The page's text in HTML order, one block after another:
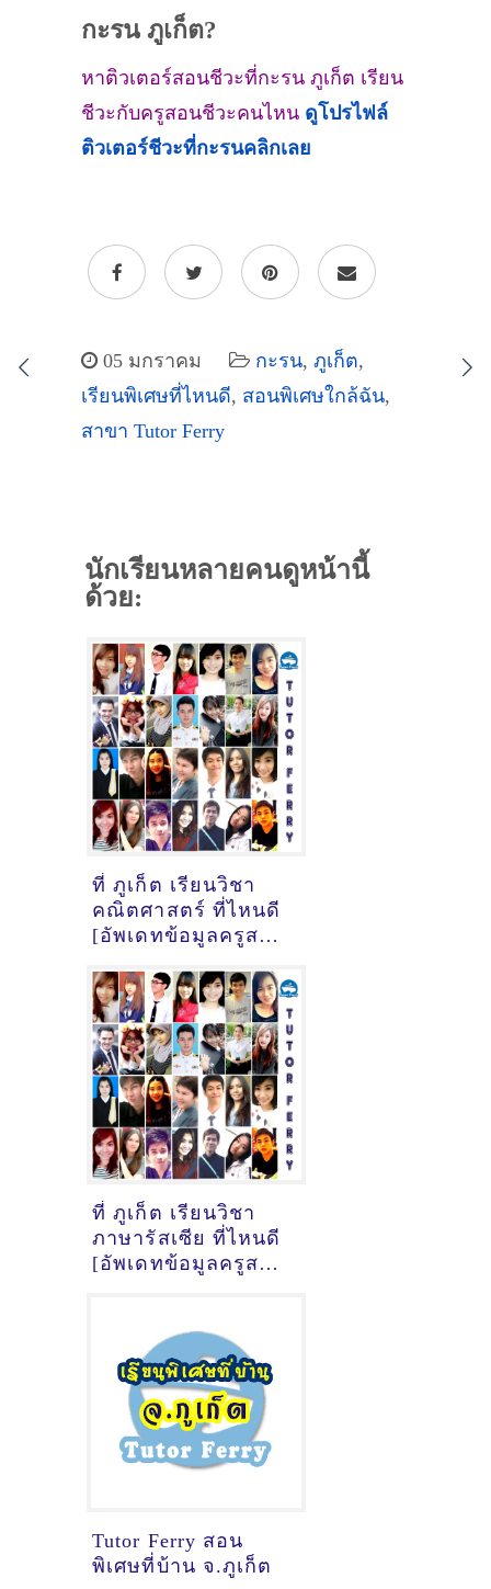
กะรน ภูเก็ต?
หาติวเตอร์สอนชีวะที่กะรน ภูเก็ต เรียน
ชีวะกับครูสอนชีวะคนไหน ดูโปรไฟล์
ติวเตอร์ชีวะที่กะรนคลิกเลย
05 มกราคม กะรน, ภูเก็ต,
เรียนพิเศษที่ไหนดี, สอนพิเศษใกล้ฉัน,
สาขา Tutor Ferry
นักเรียนหลายคนดูหน้านี้
ด้วย:
ที่ ภูเก็ต เรียนวิชา
คณิตศาสตร์ ที่ไหนดี
[อัพเดทข้อมูลครูสอน
เมื่อ15/10/2024,
7:17:10]
ที่ ภูเก็ต เรียนวิชา
ภาษารัสเซีย ที่ไหนดี
[อัพเดทข้อมูลครูสอน
19:53:10]
Tutor Ferry สอน
พิเศษที่บ้าน จ.ภูเก็ต